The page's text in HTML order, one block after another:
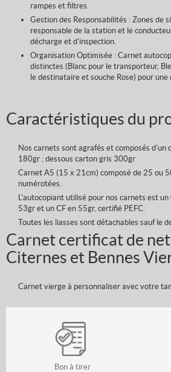
rampes et filtres.
Gestion des Responsabilités : Zones de
responsable de la station et le
décharge et d'inspection.
Organisation Optimisée : Carnet
distinctes (Blanc pour le transporteur,
le destinataire et souche Rose) pour
Caractéristiques du
Nos carnets sont agrafés et composés d'un
180gr ; dessous carton gris 300gr
Carnet A5 (15 x 21cm) composé de 25 ou
numérotées.
L'autocopiant utilisé pour nos carnets est un
53gr et un CF en 55gr, certifié PEFC.
Toutes les liasses sont détachables sauf le
Carnet certificat de
Citernes et Bennes
Carnet vierge à personnaliser avec votre
Bon à tirer